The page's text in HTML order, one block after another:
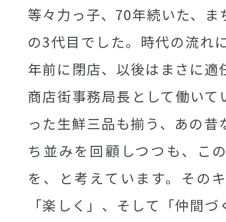
等々力っ子、70年続いた、
の3代目でした。時代の流れ
年前に閉店、以後はまさに適
商店街事務局長として働いて
った生鮮三品も揃う、あの
ち並みを回顧しつつも、こ
を、と考えています。その
「楽しく」、そして「仲間